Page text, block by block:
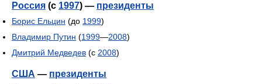
Россия (с 1997) — президенты
Борис Ельцин (до 1999)
Владимир Путин (1999—2008)
Дмитрий Медведев (с 2008)
США — президенты